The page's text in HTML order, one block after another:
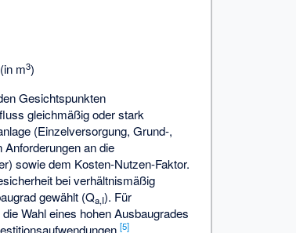
m3)
Gesichtspunkten
gleichmäßig oder stark
(Einzelversorgung, Grund-,
an die
sowie dem Kosten-Nutzen-Faktor.
bei verhältnismäßig
gewählt (Qa,I). Für
Wahl eines hohen Ausbaugrades
[5]